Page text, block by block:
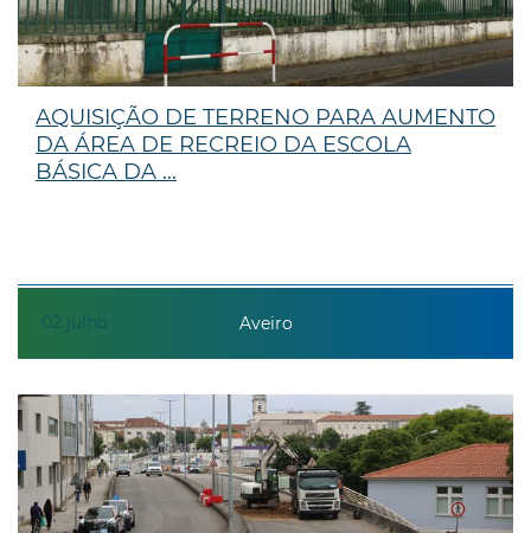
02 julho
AQUISIÇÃO DE TERRENO PARA AUMENTO
DA ÁREA DE RECREIO DA ESCOLA
BÁSICA DA ...
Aveiro